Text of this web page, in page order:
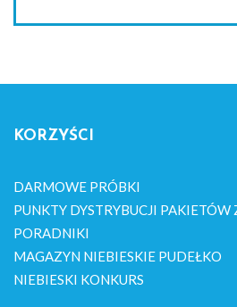
KORZYŚCI
DARMOWE PRÓBKI
PUNKTY DYSTRYBUCJI PAKIETÓW
PORADNIKI
MAGAZYN NIEBIESKIE PUDEŁKO
NIEBIESKI KONKURS